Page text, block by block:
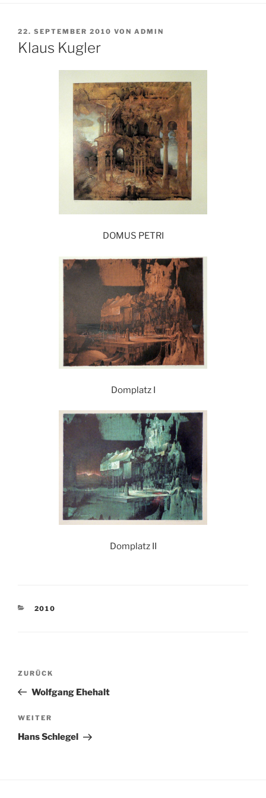
VERÖFFENTLICHT
AM
22. SEPTEMBER 2010 VON ADMIN
Klaus Kugler
DOMUS PETRI
Domplatz I
Domplatz II
KATEGORIEN
2010
Beitragsnavigation
Vorheriger
Beitrag
ZURÜCK
Wolfgang Ehehalt
Nächster
Beitrag
WEITER
Hans Schlegel